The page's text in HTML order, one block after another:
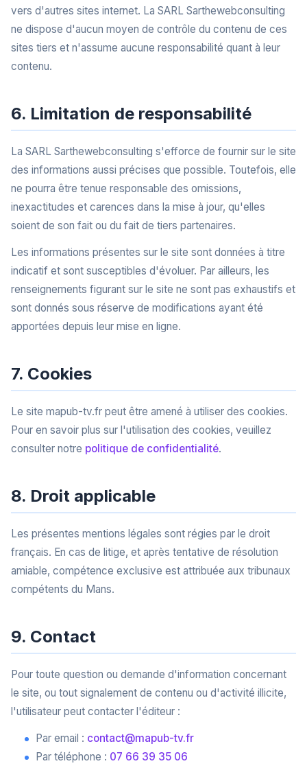
vers d'autres sites internet. La SARL Sarthewebconsulting
ne dispose d'aucun moyen de contrôle du contenu de ces
sites tiers et n'assume aucune responsabilité quant à leur
contenu.
6. Limitation de responsabilité
La SARL Sarthewebconsulting s'efforce de fournir sur le site
des informations aussi précises que possible. Toutefois, elle
ne pourra être tenue responsable des omissions,
inexactitudes et carences dans la mise à jour, qu'elles
soient de son fait ou du fait de tiers partenaires.
Les informations présentes sur le site sont données à titre
indicatif et sont susceptibles d'évoluer. Par ailleurs, les
renseignements figurant sur le site ne sont pas exhaustifs et
sont donnés sous réserve de modifications ayant été
apportées depuis leur mise en ligne.
7. Cookies
Le site mapub-tv.fr peut être amené à utiliser des cookies.
Pour en savoir plus sur l'utilisation des cookies, veuillez
consulter notre politique de confidentialité.
8. Droit applicable
Les présentes mentions légales sont régies par le droit
français. En cas de litige, et après tentative de résolution
amiable, compétence exclusive est attribuée aux tribunaux
compétents du Mans.
9. Contact
Pour toute question ou demande d'information concernant
le site, ou tout signalement de contenu ou d'activité illicite,
l'utilisateur peut contacter l'éditeur :
Par email : contact@mapub-tv.fr
Par téléphone : 07 66 39 35 06